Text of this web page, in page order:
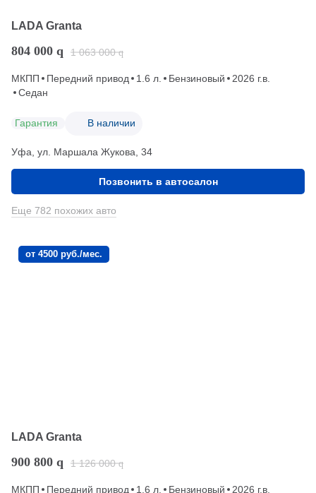
LADA Granta
804 000 q 1 063 000 q
МКПП Передний привод 1.6 л. Бензиновый
2026 г.в.
Седан
Гарантия В наличии
Уфа, ул. Маршала Жукова, 34
Позвонить в автосалон
Еще 782 похожих авто
от 4500 руб./мес.
LADA Granta
900 800 q 1 126 000 q
МКПП Передний привод 1.6 л. Бензиновый
2026 г.в.